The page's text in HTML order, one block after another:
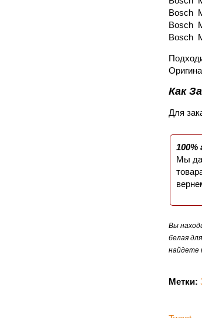
Bosch
Bosch
Bosch
Как
Для
100%
Мы
Вы
белая
найдете
Метки: